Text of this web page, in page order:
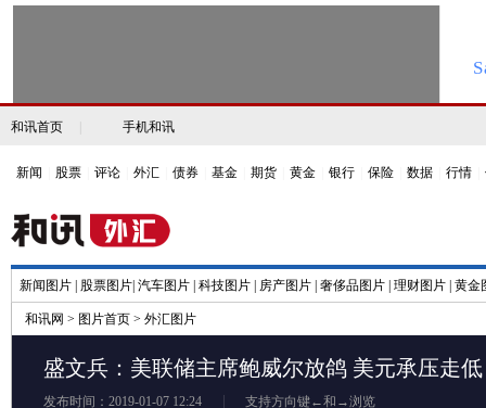
和讯首页 手机和讯
新闻 股票 评论 外汇 债券 基金 期货 黄金 银行 保险 数据 行情
新闻图片 股票图片 汽车图片 科技图片 房产图片 奢侈品图片 理财图片 黄金
和讯网 > 图片首页 > 外汇图片
盛文兵：美联储主席鲍威尔放鸽 美元承压走低
发布时间：2019-01-07 12:24 支持方向键←和→浏览